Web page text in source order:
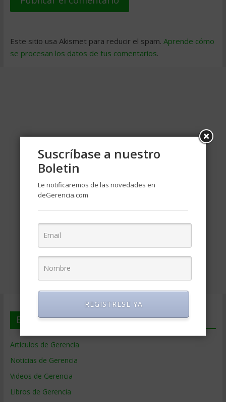
Este sitio usa Akismet para reducir el spam. Aprende cómo
se procesan los datos de tus comentarios.
En deGerencia.com
Artículos de Gerencia
Noticias de Gerencia
Videos de Gerencia
Libros de Gerencia
Suscríbase a nuestro
Boletin
Le notificaremos de las novedades en
deGerencia.com
REGISTRESE YA